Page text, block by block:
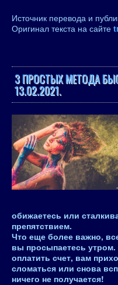
Источник перевода и
Оригинал текста на сайте
3 ПРОСТЫХ МЕТОДА
13.02.2021.
обижаетесь или
препятствием.
Что еще более важно,
вы просыпаетесь
оплатить счет, вам
сломаться или снова
ничего не получается!